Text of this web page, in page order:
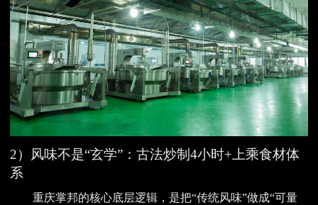
2）风味不是“玄学”：古法炒制4小时+上乘食材体
系
重庆掌邦的核心底层逻辑，是把“传统风味”做成“可量